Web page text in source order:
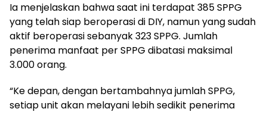
Ia menjelaskan bahwa saat ini terdapat 385 SPPG
yang telah siap beroperasi di DIY, namun yang sudah
aktif beroperasi sebanyak 323 SPPG. Jumlah
penerima manfaat per SPPG dibatasi maksimal
3.000 orang.
“Ke depan, dengan bertambahnya jumlah SPPG,
setiap unit akan melayani lebih sedikit penerima